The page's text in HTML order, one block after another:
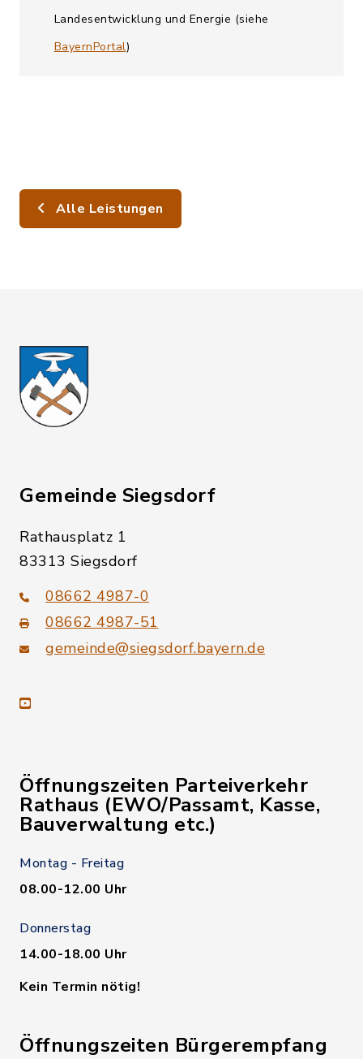
Landesentwicklung und Energie (siehe
BayernPortal)
Alle Leistungen
Gemeinde Siegsdorf
Rathausplatz 1
83313 Siegsdorf
08662 4987-0
08662 4987-51
gemeinde@siegsdorf.bayern.de
youtube
Öffnungszeiten Parteiverkehr
Rathaus (EWO/Passamt, Kasse,
Bauverwaltung etc.)
Montag - Freitag
08.00-12.00 Uhr
Donnerstag
14.00-18.00 Uhr
Kein Termin nötig!
Öffnungszeiten Bürgerempfang